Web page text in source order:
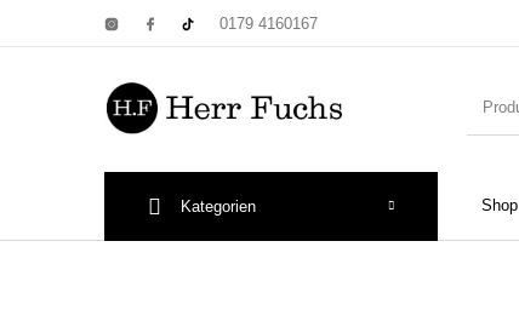
0179 4160167
Shop
Kategorien